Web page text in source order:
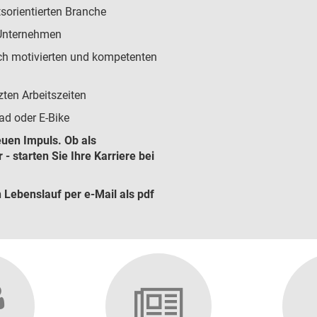
Branche
motivierten und kompetenten
Arbeitszeiten
oder E-Bike
Impuls. Ob als
- starten Sie Ihre Karriere bei
per e-Mail als pdf